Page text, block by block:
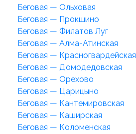
Беговая — Ольховая
Беговая — Прокшино
Беговая — Филатов Луг
Беговая — Алма-Атинская
Беговая — Красногвардейская
Беговая — Домодедовская
Беговая — Орехово
Беговая — Царицыно
Беговая — Кантемировская
Беговая — Каширская
Беговая — Коломенская